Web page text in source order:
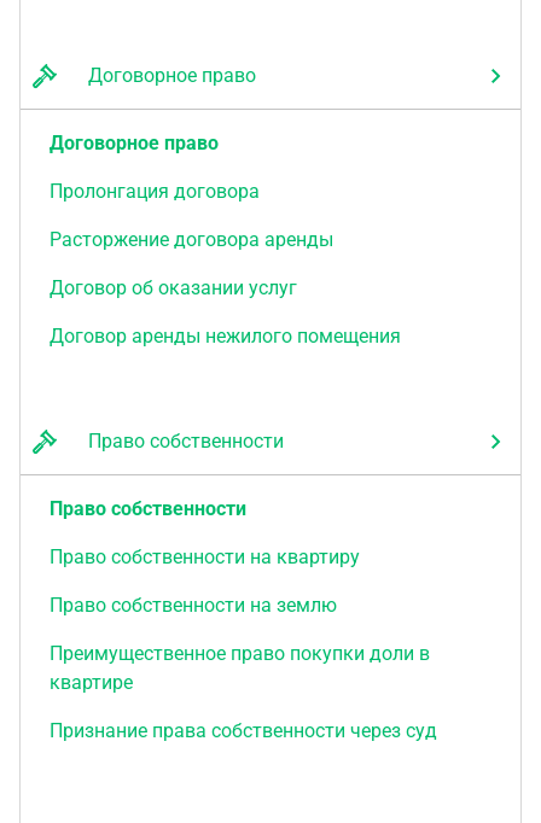
Договорное право
Договорное право
Пролонгация договора
Расторжение договора аренды
Договор об оказании услуг
Договор аренды нежилого помещения
Право собственности
Право собственности
Право собственности на квартиру
Право собственности на землю
Преимущественное право покупки доли в
квартире
Признание права собственности через суд